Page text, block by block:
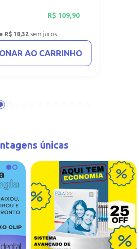
R$ 109,90
R$ 18,32 sem juros
AO CARRINHO
únicas